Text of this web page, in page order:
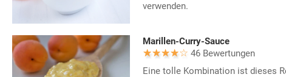
verwenden.
Marillen-Curry-Sauce
46 Bewertungen
Eine tolle Kombination ist dieses